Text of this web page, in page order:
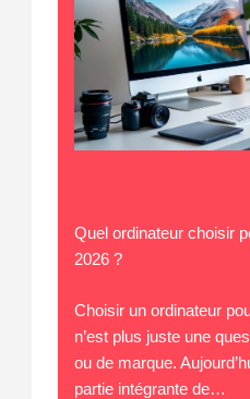
Quel ordinateur choisir
2026 ?
Choisir un ordinateur
n’est plus juste une
ou de marque.
partie intégrante de…